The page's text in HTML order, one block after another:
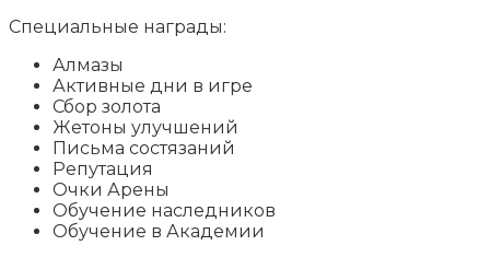
Специальные награды:
Алмазы
Активные дни в игре
Сбор золота
Жетоны улучшений
Письма состязаний
Репутация
Очки Арены
Обучение наследников
Обучение в Академии